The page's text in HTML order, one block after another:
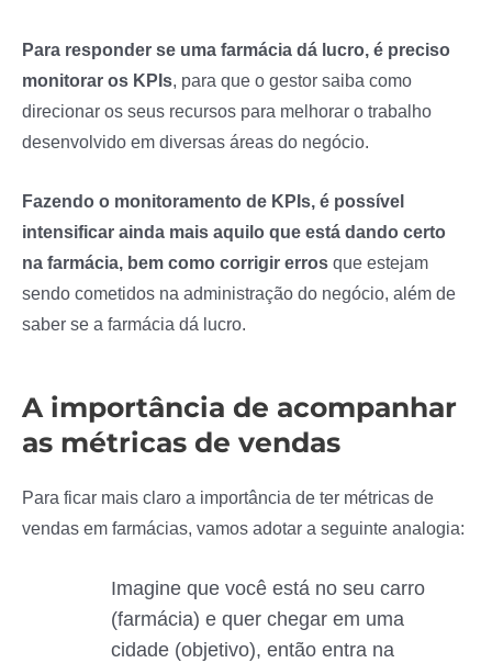
Para responder se uma farmácia dá lucro, é preciso
monitorar os KPIs, para que o gestor saiba como
direcionar os seus recursos para melhorar o trabalho
desenvolvido em diversas áreas do negócio.
Fazendo o monitoramento de KPIs, é possível
intensificar ainda mais aquilo que está dando certo
na farmácia, bem como corrigir erros que estejam
sendo cometidos na administração do negócio, além de
saber se a farmácia dá lucro.
A importância de acompanhar
as métricas de vendas
Para ficar mais claro a importância de ter métricas de
vendas em farmácias, vamos adotar a seguinte analogia:
Imagine que você está no seu carro
(farmácia) e quer chegar em uma
cidade (objetivo), então entra na